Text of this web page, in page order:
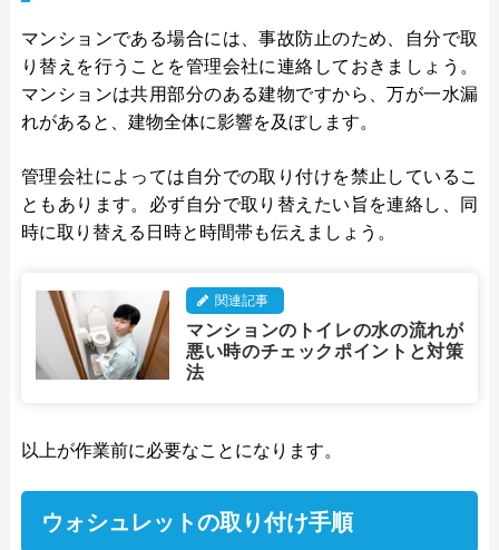
マンションである場合には、事故防止のため、自分で取
り替えを行うことを管理会社に連絡しておきましょう。
マンションは共用部分のある建物ですから、万が一水漏
れがあると、建物全体に影響を及ぼします。
管理会社によっては自分での取り付けを禁止しているこ
ともあります。必ず自分で取り替えたい旨を連絡し、同
時に取り替える日時と時間帯も伝えましょう。
関連記事
マンションのトイレの水の流れが
悪い時のチェックポイントと対策
法
以上が作業前に必要なことになります。
ウォシュレットの取り付け手順